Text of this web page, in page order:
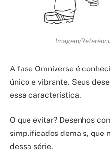
Imagem/
A fase Omniverse é
único e vibrante. Seus
essa característica.
O que evitar? Desenhos
simplificados demais, que
dessa série.